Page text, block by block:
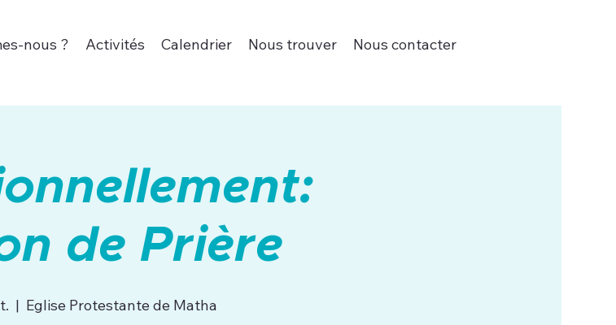
nous ? Activités Calendrier Nous trouver Nous contacter
de Prière
  |
Eglise Protestante de Matha